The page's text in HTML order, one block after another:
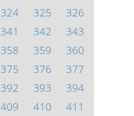
324 325
326
341 342
343
358 359
360
375 376
377
392 393
394
409 410
411